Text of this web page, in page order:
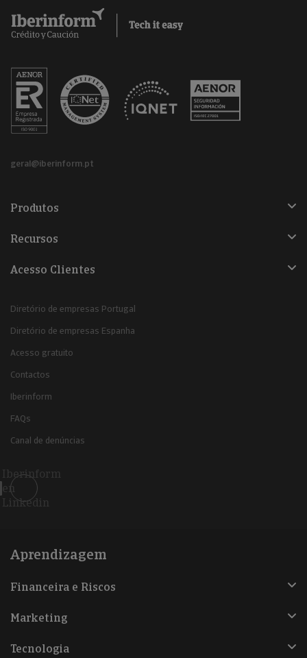
geral@iberinform.pt
Produtos
Recursos
Acesso Clientes
Diretório de empresas Portugal
Diretório de empresas Espanha
Acesso gratuito
Contactos
Iberinform
FAQs
Canal de denúncias
Iberinform
en
Linkedin
Aprendizagem
Financeira e Riscos
Marketing
Tecnologia